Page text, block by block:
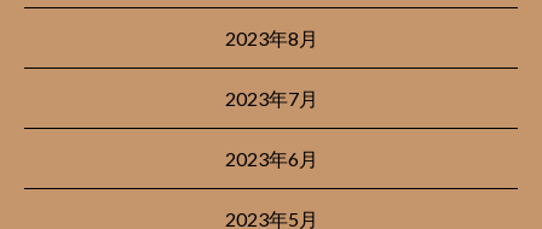
2023年8月
2023年7月
2023年6月
2023年5月